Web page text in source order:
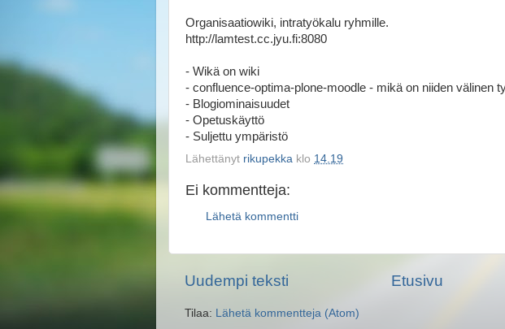
Organisaatiowiki, intratyökalu ryhmille.
http://lamtest.cc.jyu.fi:8080
- Wikä on wiki
- confluence-optima-plone-moodle - mikä on niiden välinen
- Blogiominaisuudet
- Opetuskäyttö
- Suljettu ympäristö
Lähettänyt rikupekka klo 14.19
Ei kommentteja:
Lähetä kommentti
Uudempi teksti Etusivu
Tilaa: Lähetä kommentteja (Atom)